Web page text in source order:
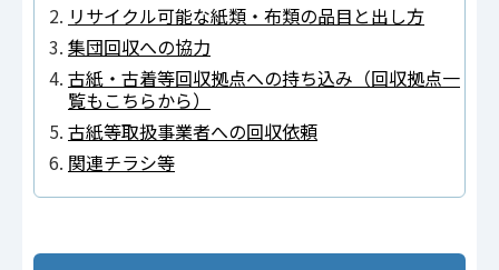
リサイクル可能な紙類・布類の品目と出し方
集団回収への協力
古紙・古着等回収拠点への持ち込み（回収拠点一
覧もこちらから）
古紙等取扱事業者への回収依頼
関連チラシ等